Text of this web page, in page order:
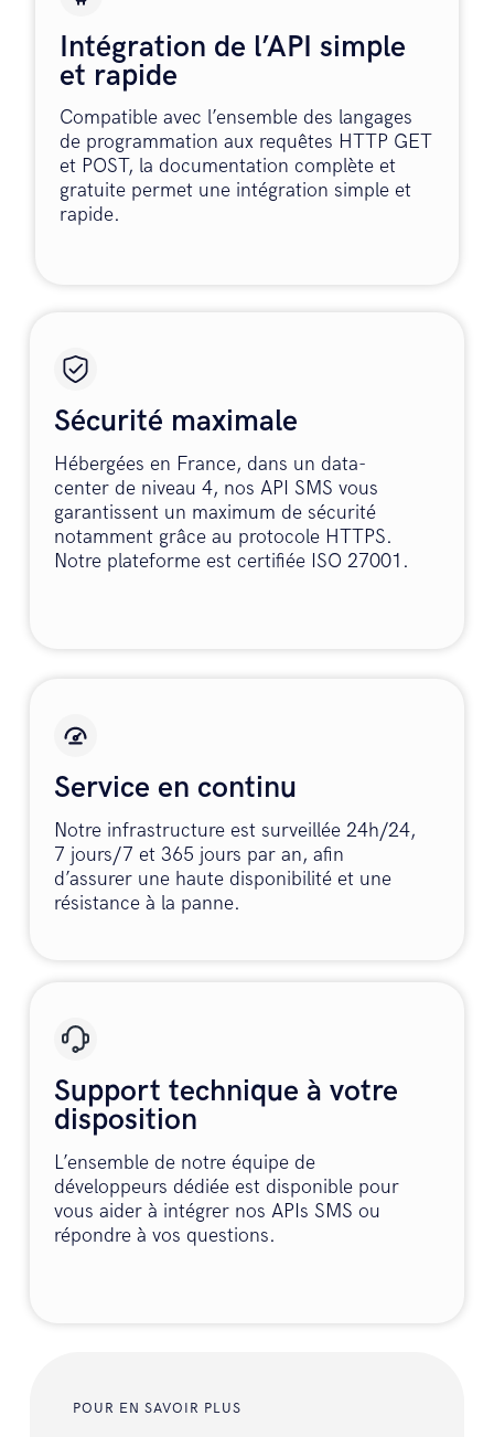
Intégration de l’API simple
et rapide
Compatible avec l’ensemble des langages
de programmation aux requêtes HTTP GET
et POST, la documentation complète et
gratuite permet une intégration simple et
rapide.
Sécurité maximale
Hébergées en France, dans un data-
center de niveau 4, nos API SMS vous
garantissent un maximum de sécurité
notamment grâce au protocole HTTPS.
Notre plateforme est certifiée ISO 27001.
Service en continu
Notre infrastructure est surveillée 24h/24,
7 jours/7 et 365 jours par an, afin
d’assurer une haute disponibilité et une
résistance à la panne.
Support technique à votre
disposition
L’ensemble de notre équipe de
développeurs dédiée est disponible pour
vous aider à intégrer nos APIs SMS ou
répondre à vos questions.
POUR EN SAVOIR PLUS